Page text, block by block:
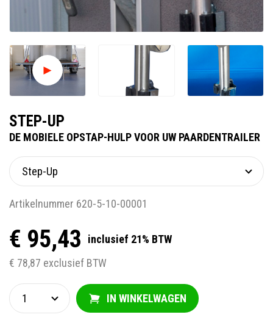
STEP-UP
DE MOBIELE OPSTAP-HULP VOOR UW PAARDENTRAILER
Artikelnummer 620-5-10-00001
€ 95,43
inclusief 21% BTW
€ 78,87 exclusief BTW
IN WINKELWAGEN